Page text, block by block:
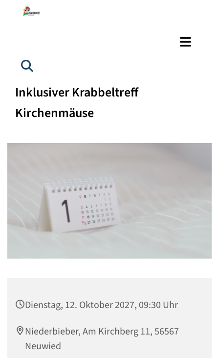
Inklusiver Krabbeltreff
Kirchenmäuse
Dienstag, 12. Oktober 2027, 09:30 Uhr
Niederbieber, Am Kirchberg 11, 56567
Neuwied